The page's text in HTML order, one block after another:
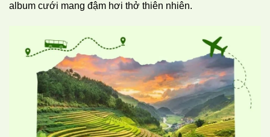
album cưới mang đậm hơi thở thiên nhiên.